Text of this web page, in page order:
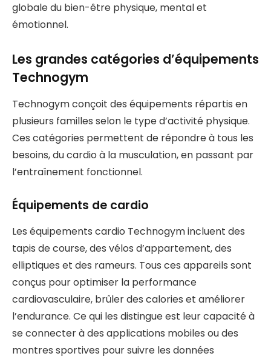
globale du bien-être physique, mental et
émotionnel.
Les grandes catégories d’équipements
Technogym
Technogym conçoit des équipements répartis en
plusieurs familles selon le type d’activité physique.
Ces catégories permettent de répondre à tous les
besoins, du cardio à la musculation, en passant par
l’entraînement fonctionnel.
Équipements de cardio
Les équipements cardio Technogym incluent des
tapis de course, des vélos d’appartement, des
elliptiques et des rameurs. Tous ces appareils sont
conçus pour optimiser la performance
cardiovasculaire, brûler des calories et améliorer
l’endurance. Ce qui les distingue est leur capacité à
se connecter à des applications mobiles ou des
montres sportives pour suivre les données